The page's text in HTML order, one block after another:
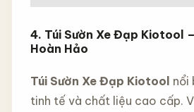
4. Túi Sườn Xe Đạp Kiotool
Hoàn Hảo
Túi Sườn Xe Đạp Kiotool nổi
tinh tế và chất liệu cao cấp.